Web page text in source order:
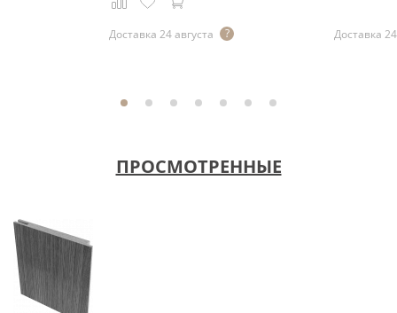
Доставка 24 августа Доставка
ПРОСМОТРЕННЫЕ